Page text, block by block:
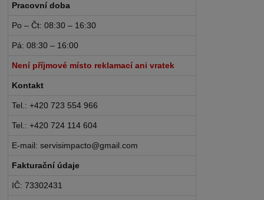
Pracovní doba
Po – Čt: 08:30 – 16:30
Pá: 08:30 – 16:00
Není příjmové místo reklamací ani vratek
Kontakt
Tel.: +420 723 554 966
Tel.: +420 724 114 604
E-mail: servisimpacto@gmail.com
Fakturační údaje
IČ: 73302431